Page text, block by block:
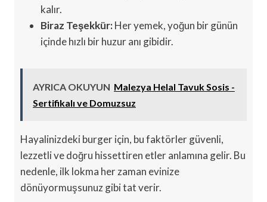
kalır.
Biraz Teşekkür:Her yemek, yoğun bir günün
içinde hızlı bir huzur anı gibidir.
AYRICA OKUYUN Malezya Helal Tavuk Sosis -
Sertifikalı ve Domuzsuz
Hayalinizdeki burger için, bu faktörler güvenli,
lezzetli ve doğru hissettiren etler anlamına gelir. Bu
nedenle, ilk lokma her zaman evinize
dönüyormuşsunuz gibi tat verir.